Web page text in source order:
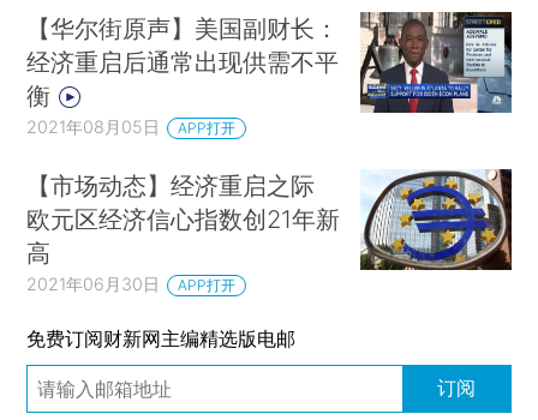
【华尔街原声】美国副财长：
经济重启后通常出现供需不平
衡
2021年08月05日 APP打开
【市场动态】经济重启之际
欧元区经济信心指数创21年新
高
2021年06月30日 APP打开
免费订阅财新网主编精选版电邮
订阅